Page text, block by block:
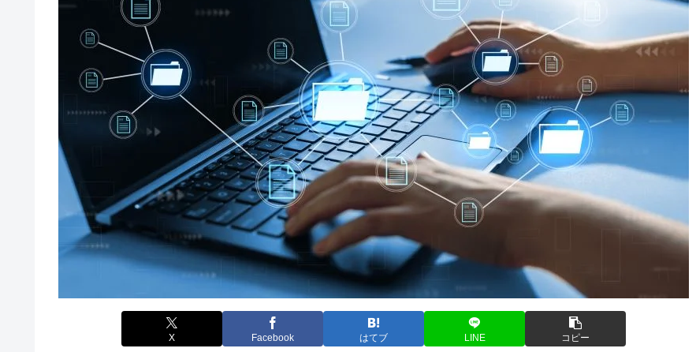
X Facebook はてブ LINE コピー